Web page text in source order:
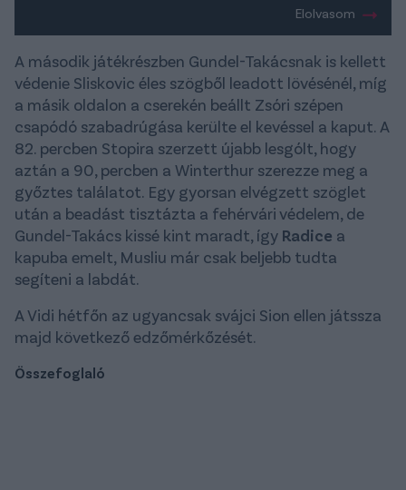
Elolvasom
A második játékrészben Gundel-Takácsnak is kellett
védenie Sliskovic éles szögből leadott lövésénél, míg
a másik oldalon a cserekén beállt Zsóri szépen
csapódó szabadrúgása kerülte el kevéssel a kaput. A
82. percben Stopira szerzett újabb lesgólt, hogy
aztán a 90, percben a Winterthur szerezze meg a
győztes találatot. Egy gyorsan elvégzett szöglet
után a beadást tisztázta a fehérvári védelem, de
Gundel-Takács kissé kint maradt, így Radice a
kapuba emelt, Musliu már csak beljebb tudta
segíteni a labdát.
A Vidi hétfőn az ugyancsak svájci Sion ellen játssza
majd következő edzőmérkőzését.
Összefoglaló